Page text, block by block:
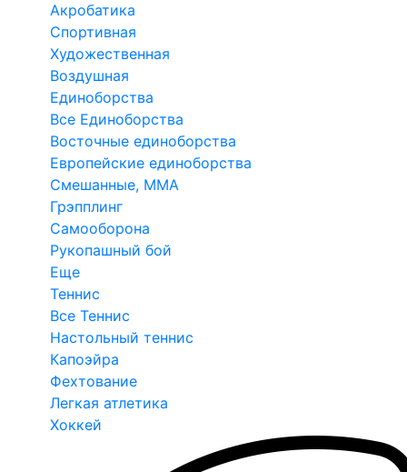
Акробатика
Спортивная
Художественная
Воздушная
Единоборства
Все Единоборства
Восточные единоборства
Европейские единоборства
Смешанные, ММА
Грэпплинг
Самооборона
Рукопашный бой
Еще
Теннис
Все Теннис
Настольный теннис
Капоэйра
Фехтование
Легкая атлетика
Хоккей